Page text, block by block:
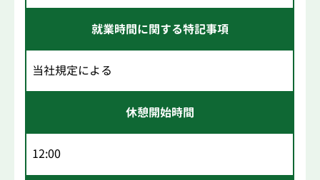
就業時間に関する特記事項
当社規定による
休憩開始時間
12:00